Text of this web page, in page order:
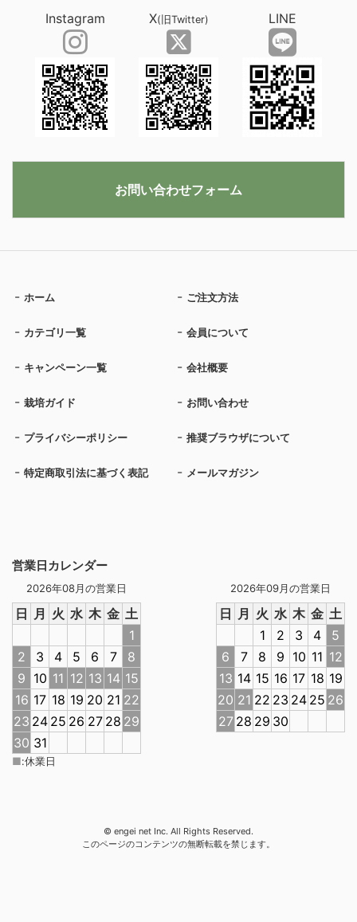
営業日カレンダー
2026年08月の営業日
日 月 火 水 木 金 土
1
2
3 4 5 6 7
8
9 10 11 12 13 14 15
16 17 18 19 20 21 22
23 24 25 26 27 28 29
30 31
2026年09月の営業日
日 月 火 水 木 金 土
1
2 3 4
5
6
7 8 9 10 11 12
13 14 15 16 17 18 19
20 21 22 23 24 25 26
27 28 29 30
■:休業日
ホーム ご注文方法
カテゴリ一覧 会員について
キャンペーン一覧 会社概要
栽培ガイド お問い合わせ
プライバシーポリシー 推奨ブラウザについて
特定商取引法に基づく表記 メールマガジン
Instagram X(旧Twitter) LINE
お問い合わせフォーム
© engei net Inc. All Rights Reserved.
このページのコンテンツの無断転載を禁じます。